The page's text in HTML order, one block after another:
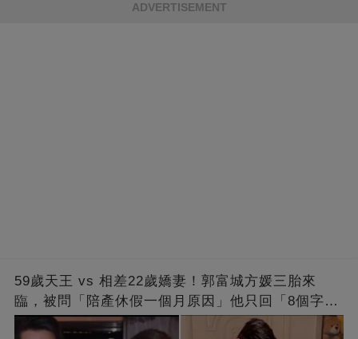
ADVERTISEMENT
59歲天王 vs 相差22歲嬌妻！郭富城方媛三胎來
臨，被問「陪產休假一個月原因」他只回「8個字」
被贊爆